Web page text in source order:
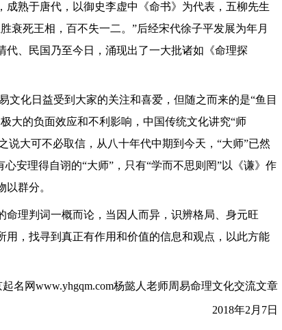
成熟于唐代，以御史李虚中《命书》为代表，五柳先生
衰死王相，百不失一二。”后经宋代徐子平发展为年月
、民国乃至今日，涌现出了一大批诸如《命理探
文化日益受到大家的关注和喜爱，但随之而来的是“鱼目
大的负面效应和不利影响，中国传统文化讲究“师
说大可不必取信，从八十年代中期到今天，“大师”已然
安理得自诩的“大师”，只有“学而不思则罔”以《谦》作
以群分。
命理判词一概而论，当因人而异，识辨格局、身元旺
，找寻到真正有作用和价值的信息和观点，以此方能
起名网www.yhgqm.com杨懿人老师周易命理文化交流文章
2018年2月7日